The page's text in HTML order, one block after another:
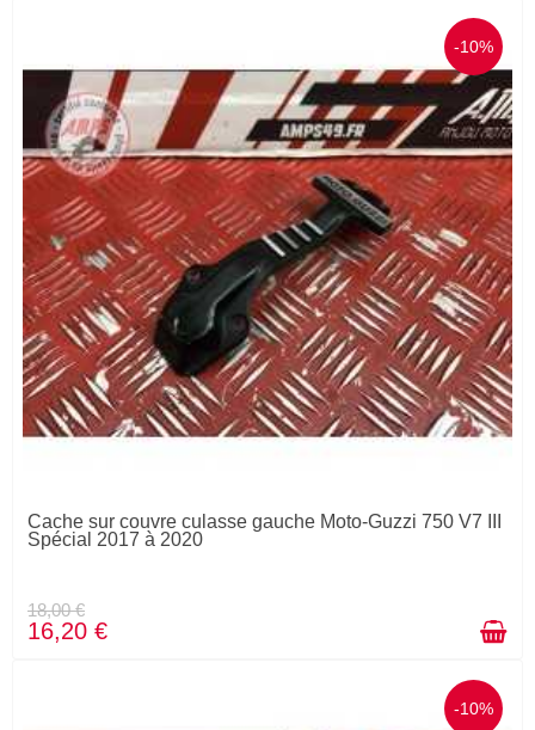
-10%
Cache sur couvre culasse gauche Moto-Guzzi 750 V7 III
Spécial 2017 à 2020
18,00 €
16,20 €
-10%